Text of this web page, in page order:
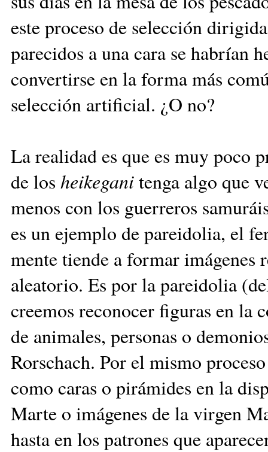
este proceso de selección
parecidos a una cara se habrían
convertirse en la forma más
selección artificial. ¿O no?
La realidad es que es muy poco
de los heikeganitenga algo que
menos con los guerreros
es un ejemplo de pareidolia, el
mente tiende a formar
aleatorio. Es por la pareidolia
creemos reconocer figuras en la
de animales, personas o
Rorschach. Por el mismo
como caras o pirámides en la
Marte o imágenes de la virgen
hasta en los patrones que